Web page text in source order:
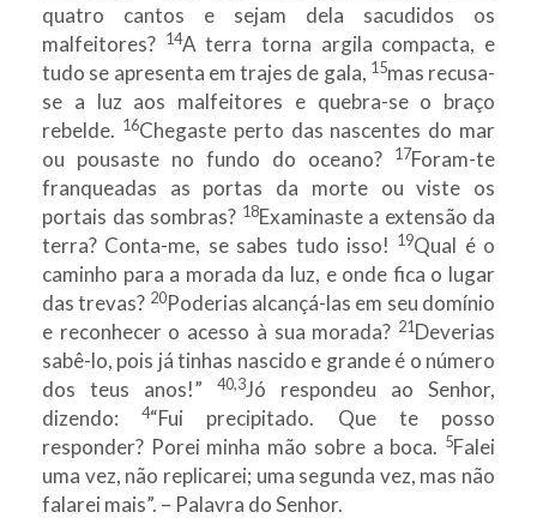
quatro cantos e sejam dela sacudidos os
malfeitores? 14A terra torna argila compacta, e
tudo se apresenta em trajes de gala, 15mas recusa-
se a luz aos malfeitores e quebra-se o braço
rebelde. 16Chegaste perto das nascentes do mar
ou pousaste no fundo do oceano?
17Foram-te
franqueadas as portas da morte ou viste os
portais das sombras? 18Examinaste a extensão da
terra? Conta-me, se sabes tudo isso! 19Qual é o
caminho para a morada da luz, e onde fica o lugar
das trevas? 20Poderias alcançá-las em seu domínio
e reconhecer o acesso à sua morada? 21Deverias
sabê-lo, pois já tinhas nascido e grande é o número
dos teus anos!”
40,3Jó respondeu ao Senhor,
dizendo:4“Fui precipitado. Que te posso
responder? Porei minha mão sobre a boca. 5Falei
uma vez, não replicarei; uma segunda vez, mas não
falarei mais”. – Palavra do Senhor.